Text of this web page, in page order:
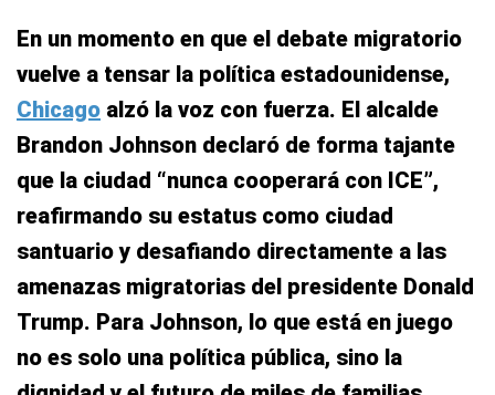
En un momento en que el debate migratorio
vuelve a tensar la política estadounidense,
Chicago alzó la voz con fuerza. El alcalde
Brandon Johnson declaró de forma tajante
que la ciudad “nunca cooperará con ICE”,
reafirmando su estatus como ciudad
santuario y desafiando directamente a las
amenazas migratorias del presidente Donald
Trump. Para Johnson, lo que está en juego
no es solo una política pública, sino la